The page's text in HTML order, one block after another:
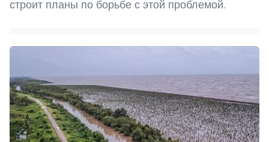
строит планы по борьбе с этой проблемой.